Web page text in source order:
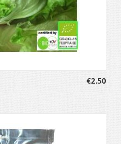
€2.50